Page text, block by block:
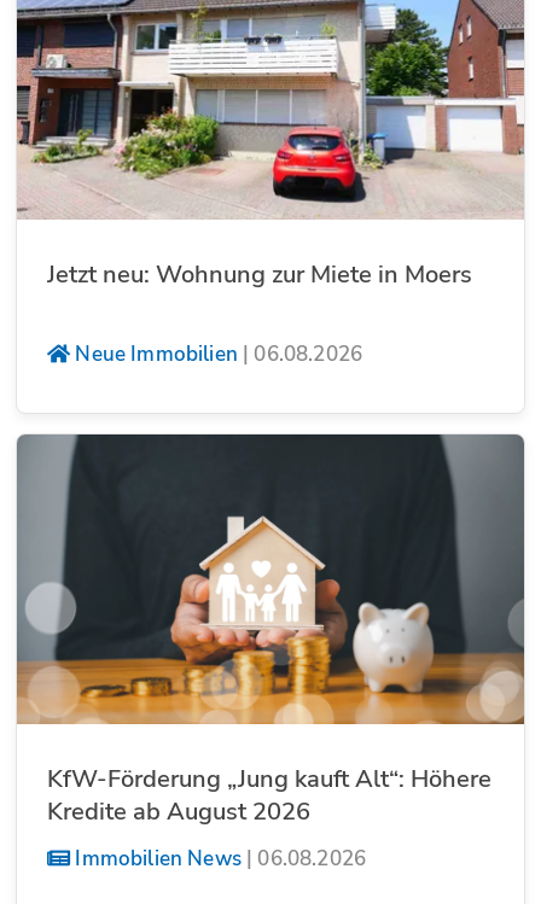
Jetzt neu: Wohnung zur Miete in Moers
Neue Immobilien | 06.08.2026
KfW-Förderung „Jung kauft Alt“: Höhere
Kredite ab August 2026
Immobilien News| 06.08.2026